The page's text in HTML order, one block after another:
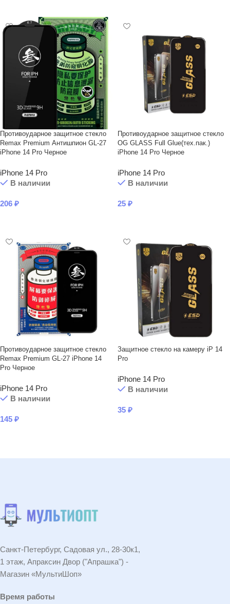
Противоударное защитное стекло
Remax Premium Антишпион GL-27
iPhone 14 Pro Черное
iPhone 14 Pro
В наличии
206 ₽
Противоударное защитное стекло
OG GLASS Full Glue(тех.пак.)
iPhone 14 Pro Черное
iPhone 14 Pro
В наличии
25 ₽
Противоударное защитное стекло
Remax Premium GL-27 iPhone 14
Pro Черное
iPhone 14 Pro
В наличии
145 ₽
Защитное стекло на камеру iP 14
Pro
iPhone 14 Pro
В наличии
35 ₽
Санкт-Петербург, Садовая ул., 28-30к1,
1 этаж, Апраксин Двор ("Апрашка") -
Магазин «МультиШоп»
Время работы